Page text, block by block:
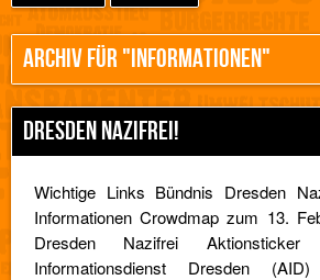
ARCHIV FÜR "INFORMATIONEN"
DRESDEN NAZIFREI!
Wichtige Links Bündnis Dresden
Informationen Crowdmap zum 13.
Dresden Nazifrei Aktionsticker
Informationsdienst Dresden